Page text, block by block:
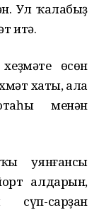
Ул ҡалабыҙ
итә.
өсөн
хаты, Ҡала
менән
уянғансы
алдарын,
сарҙан